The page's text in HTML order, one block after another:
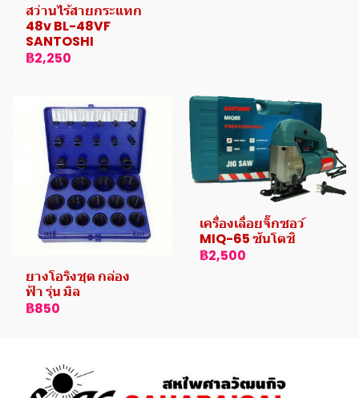
สว่านไร้สายกระแทก
48v BL-48VF
SANTOSHI
฿2,250
ยางโอริงชุด กล่อง
ฟ้า รุ่น มิล
฿850
เครื่องเลื่อยจิ๊กซอว์
MIQ-65 ซันโตชิ
฿2,500